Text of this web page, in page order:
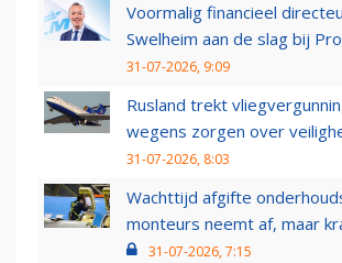
Voormalig financieel
Swelheim aan de slag bij
31-07-2026, 9:09
Rusland trekt
wegens zorgen over
31-07-2026, 8:03
Wachttijd afgifte
monteurs neemt af, maar
31-07-2026, 7:15